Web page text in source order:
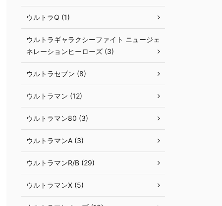
ウルトラQ (1)
ウルトラギャラクシーファイト ニュージェ
ネレーションヒーローズ (3)
ウルトラセブン (8)
ウルトラマン (12)
ウルトラマン80 (3)
ウルトラマンA (3)
ウルトラマンR/B (29)
ウルトラマンX (5)